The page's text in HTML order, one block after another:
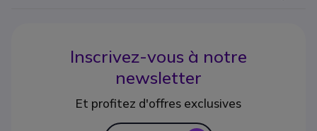
Inscrivez-vous à notre
newsletter
Et profitez d'offres exclusives